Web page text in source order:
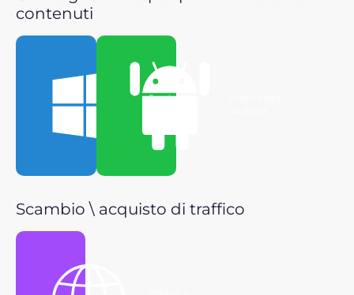
contenuti
Scarica per
Scambio \ acquisto di traffico